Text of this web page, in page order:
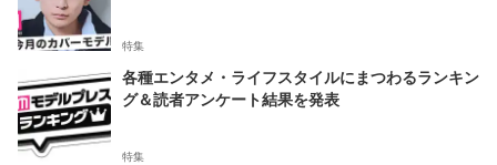
特集
各種エンタメ・ライフスタイルにまつわるランキン
グ＆読者アンケート結果を発表
特集